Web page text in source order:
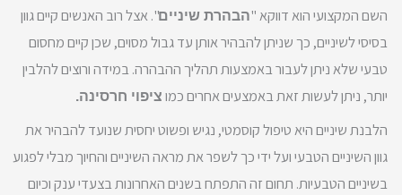
השם המקצועי הוא דווקא "הבהרת שיניים". אצל רוב האנשים קיים גוון
בסיסי לשיניים, כך שניתן להבהיר אותן עד גבול מסוים, שכן קיים מחסום
טבעי שלא ניתן לעבור באמצעות תהליך ההבהרה. במידה ורוצים להלבין
יותר, ניתן לעשות זאת באמצעים אחרים כמו ציפוי חרסינה.
הלבנת שיניים היא טיפול קוסמטי, נגיש ופשוט יחסית שנועד להבהיר את
גוון השיניים הטבעי ועל ידי כך לשפר את מראה השיניים והחיוך מבלי לפגוע
בשיניים הטבעיות. תחום זה התפתח בשנים האחרונות בצעדי ענק וכיום